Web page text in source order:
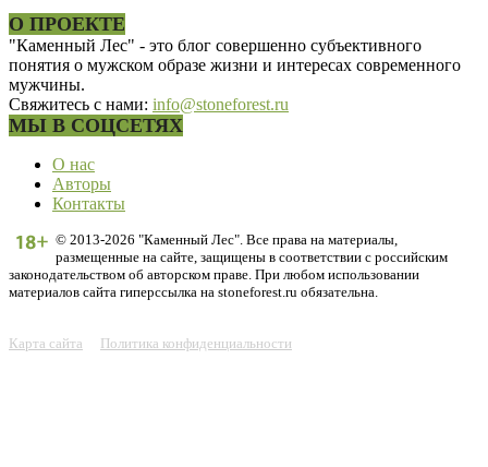
О ПРОЕКТЕ
"Каменный Лес" - это блог совершенно субъективного
понятия о мужском образе жизни и интересах современного
мужчины.
Свяжитесь с нами: info@stoneforest.ru
МЫ В СОЦСЕТЯХ
О нас
Авторы
Контакты
© 2013-2026 "Каменный Лес". Все права на материалы,
размещенные на сайте, защищены в соответствии с российским
законодательством об авторском праве. При любом использовании
материалов сайта гиперссылка на stoneforest.ru обязательна.
Карта сайта Политика конфиденциальности